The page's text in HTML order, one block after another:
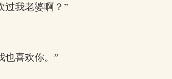
过我老婆啊？”
也喜欢你。”